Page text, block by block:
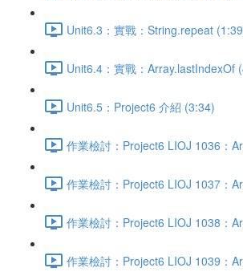
Unit6.3：實戰：String.repeat
Unit6.4：實戰：Array.lastIndexOf
Unit6.5：Project6 介紹 (3:34)
作業檢討：Project6 LIOJ 1036：
作業檢討：Project6 LIOJ 1037：
作業檢討：Project6 LIOJ 1038：
作業檢討：Project6 LIOJ 1039：